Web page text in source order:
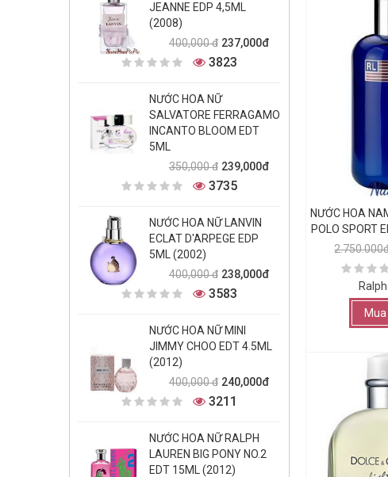
JEANNE EDP 4,5ML
(2008)
400,000 đ 237,000đ
3823
NƯỚC HOA NỮ
SALVATORE FERRAGAMO
INCANTO BLOOM EDT
5ML
350,000 đ 239,000đ
3735
NƯỚC HOA NỮ LANVIN
ECLAT D'ARPEGE EDP
5ML (2002)
400,000 đ 238,000đ
3583
NƯỚC HOA NỮ MINI
JIMMY CHOO EDT 4.5ML
(2012)
400,000 đ 240,000đ
3211
NƯỚC HOA NỮ RALPH
LAUREN BIG PONY NO.2
EDT 15ML (2012)
NƯỚC HOA
POLO SPORT